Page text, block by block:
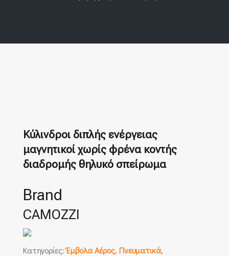
Κύλινδροι διπλής ενέργειας
μαγνητικοί χωρίς φρένα κοντής
διαδρομής θηλυκό σπείρωμα
Brand
CAMOZZI
Κατηγορίες:Έμβολα Αέρος, Πνευματικά,